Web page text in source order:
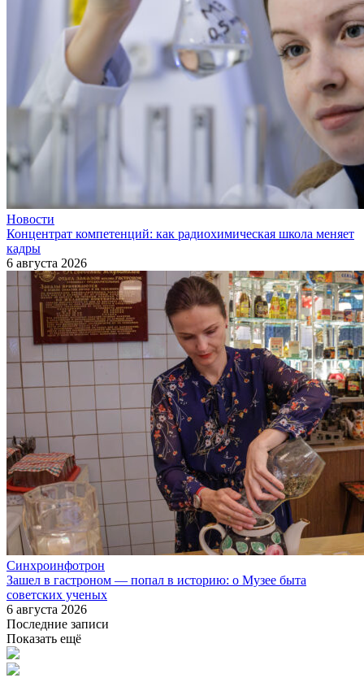
Новости
Концентрат компетенций: как радиохимическая школа меняет
кадры
6 августа 2026
Синхроинфотрон
Зашел в гастроном — попал в историю: о Музее быта
советских ученых
6 августа 2026
Последние записи
Показать ещё